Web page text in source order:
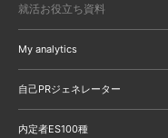
就活お役立ち資料
My analytics
自己PRジェネレーター
内定者ES100種